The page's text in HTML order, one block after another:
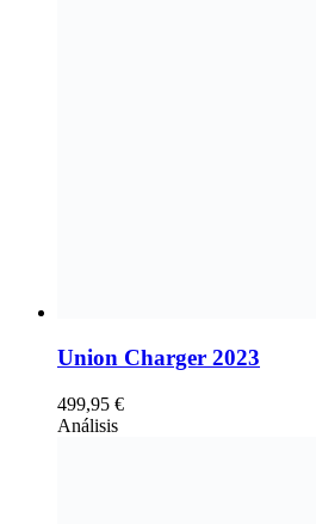
Union Charger 2023
499,95 €
Análisis